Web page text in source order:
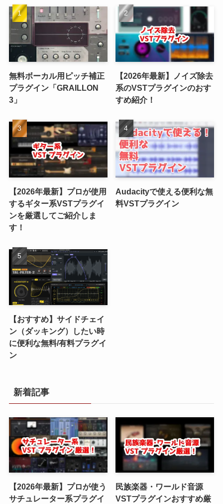
無料ボーカル用ピッチ補正
プラグイン「GRAILLON
3」
【2026年最新】ノイズ除去
系のVSTプラグインのおす
すめ紹介！
【2026年最新】プロが使用
するギター系VSTプラグイ
ンを厳選してご紹介しま
す！
Audacityで使える便利な無
料VSTプラグイン
【おすすめ】サイドチェイ
ン（ダッキング）したい時
に便利な無料/有料プラグイ
ン
新着記事
【2026年最新】プロが使う
サチュレーター系プラグイ
民族楽器・ワールド音源
VSTプラグインおすすめ厳